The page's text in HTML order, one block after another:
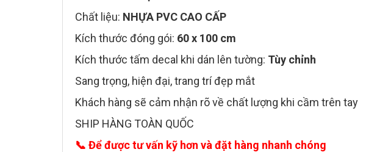
Chất liệu: NHỰA PVC CAO CẤP
Kích thước đóng gói: 60 x 100 cm
Kích thước tấm decal khi dán lên tường: Tùy chỉnh
Sang trọng, hiện đại, trang trí đẹp mắt
Khách hàng sẽ cảm nhận rõ về chất lượng khi cầm trên tay
SHIP HÀNG TOÀN QUỐC
📞 Để được tư vấn kỹ hơn và đặt hàng nhanh chóng